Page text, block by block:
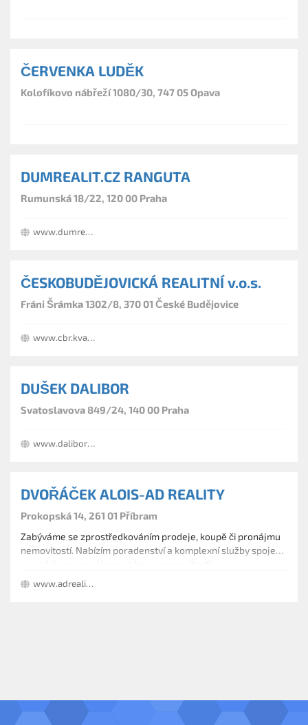
ČERVENKA LUDĚK
Kolofíkovo nábřeží 1080/30, 747 05 Opava
DUMREALIT.CZ RANGUTA
Rumunská 18/22, 120 00 Praha
www.dumrealit.cz/ranguta
ČESKOBUDĚJOVICKÁ REALITNÍ v.o.s.
Fráni Šrámka 1302/8, 370 01 České Budějovice
www.cbr.kvalitne.cz
DUŠEK DALIBOR
Svatoslavova 849/24, 140 00 Praha
www.dalibordusek.cz
DVOŘÁČEK ALOIS-AD REALITY
Prokopská 14, 261 01 Příbram
Zabýváme se zprostředkováním prodeje, koupě či pronájmu
nemovitostí. Nabízím poradenství a komplexní služby spojené
www.adreality-pb.cz